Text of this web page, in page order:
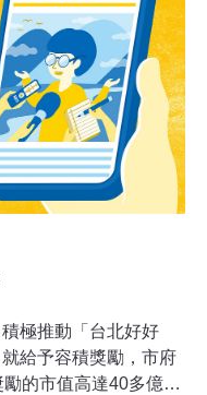
個計畫案，共2萬多
付120億獎勵金，平
，這相較蓋綠地的幾百
示，獎勵計畫案早在
拿了巨額獎勵金，就
市府也解釋，要拿獎
極推動「台北好好
給予容積獎勵，市府
的市值高達40多億，